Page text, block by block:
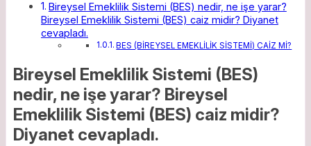
Bireysel Emeklilik Sistemi (BES) nedir, ne işe yarar?
Bireysel Emeklilik Sistemi (BES) caiz midir? Diyanet
cevapladı.
BES (BİREYSEL EMEKLİLİK SİSTEMİ) CAİZ Mİ?
Bireysel Emeklilik Sistemi (BES)
nedir, ne işe yarar? Bireysel
Emeklilik Sistemi (BES) caiz midir?
Diyanet cevapladı.